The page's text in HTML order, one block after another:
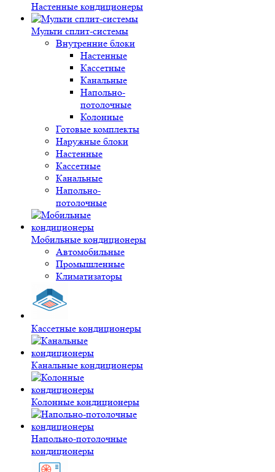
Настенные кондиционеры
Мульти сплит-системы
Внутренние блоки
Настенные
Кассетные
Канальные
Напольно-
потолочные
Колонные
Готовые комплекты
Наружные блоки
Настенные
Кассетные
Канальные
Напольно-
потолочные
Мобильные кондиционеры
Автомобильные
Промышленные
Климатизаторы
Кассетные кондиционеры
Канальные кондиционеры
Колонные кондиционеры
Напольно-потолочные
кондиционеры